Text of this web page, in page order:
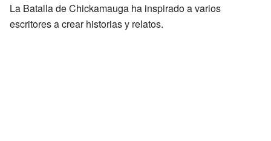
La Batalla de Chickamauga ha inspirado a varios
escritores a crear historias y relatos.